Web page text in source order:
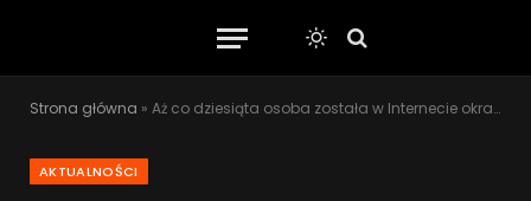
Strona główna » Aż co dziesiąta osoba została w Internecie okradziona ze swoich pieniędzy
AKTUALNOŚCI